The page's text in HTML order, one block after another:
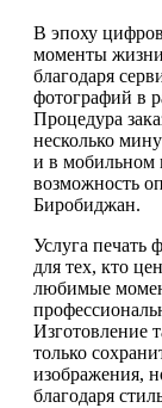
В эпоху
моменты жизни
благодаря
фотографий в
Процедура
несколько
и в мобильном
возможность
Биробиджан.
Услуга печать
для тех, кто
любимые
Изготовление
только
изображения,
благодаря